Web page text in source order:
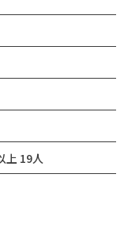
上 19人